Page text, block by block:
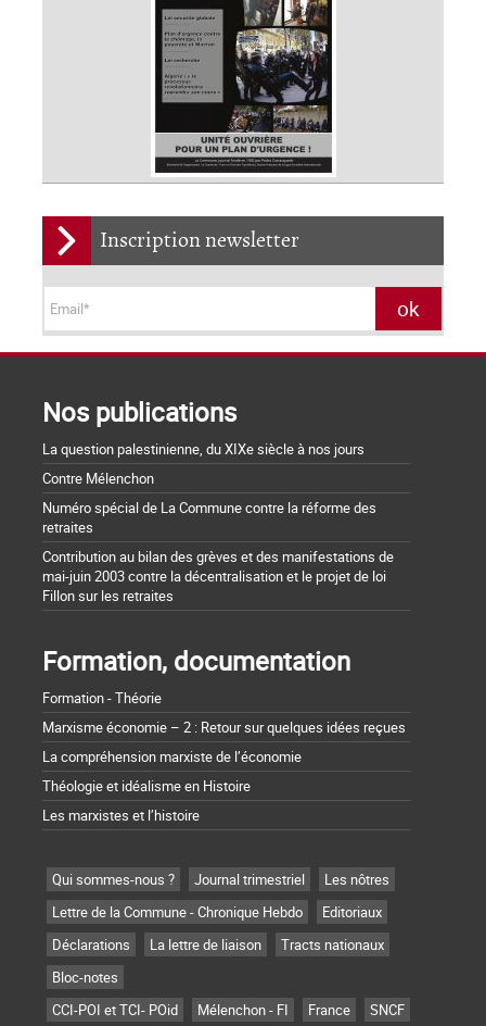
Inscription newsletter
Nos publications
La question palestinienne, du XIXe siècle à nos jours
Contre Mélenchon
Numéro spécial de La Commune contre la réforme des
retraites
Contribution au bilan des grèves et des manifestations de
mai-juin 2003 contre la décentralisation et le projet de loi
Fillon sur les retraites
Formation, documentation
Formation - Théorie
Marxisme économie – 2 : Retour sur quelques idées reçues
La compréhension marxiste de l’économie
Théologie et idéalisme en Histoire
Les marxistes et l’histoire
Qui sommes-nous ? Journal trimestriel
Les nôtres
Lettre de la Commune - Chronique Hebdo
Editoriaux
Déclarations
La lettre de liaison
Tracts nationaux
Bloc-notes
CCI-POI et TCI- POid
Mélenchon - FI France
SNCF